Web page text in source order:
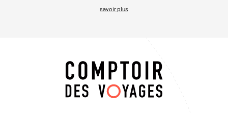
savoir plus